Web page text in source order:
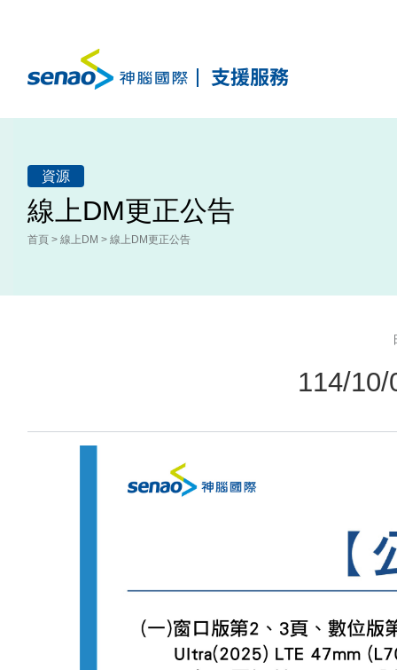
資源
線上DM更正公告
首頁 > 線上DM > 線上DM更正公告
114/